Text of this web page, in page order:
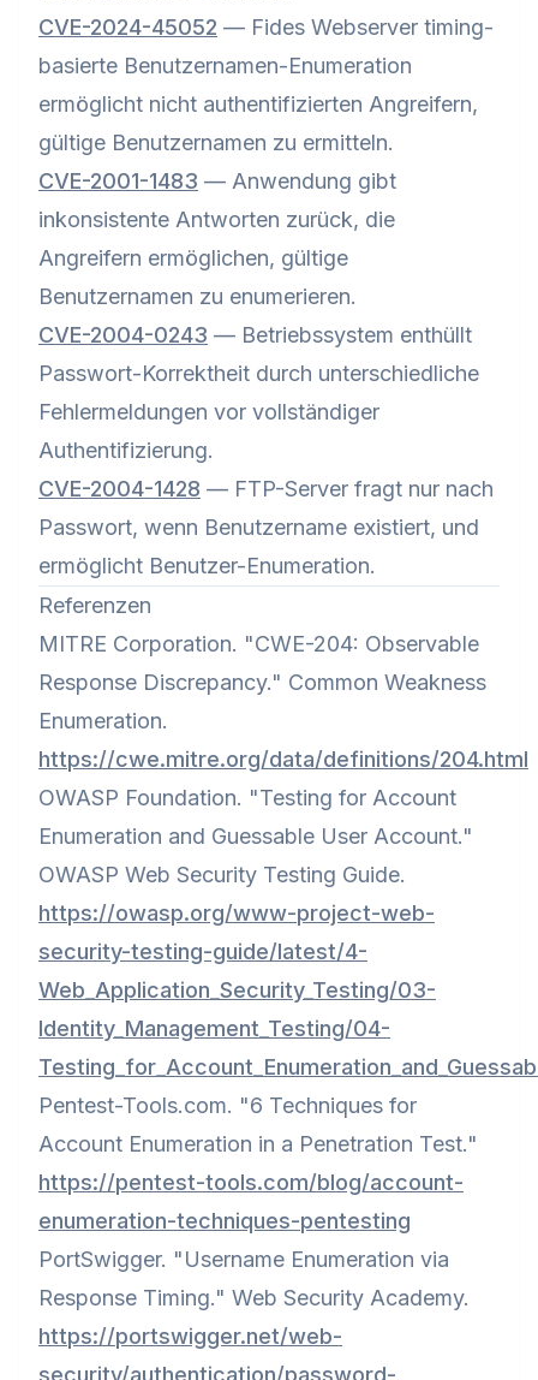
CVE-2024-45052 — Fides Webserver timing-
basierte Benutzernamen-Enumeration
ermöglicht nicht authentifizierten Angreifern,
gültige Benutzernamen zu ermitteln.
CVE-2001-1483 — Anwendung gibt
inkonsistente Antworten zurück, die
Angreifern ermöglichen, gültige
Benutzernamen zu enumerieren.
CVE-2004-0243 — Betriebssystem enthüllt
Passwort-Korrektheit durch unterschiedliche
Fehlermeldungen vor vollständiger
Authentifizierung.
CVE-2004-1428 — FTP-Server fragt nur nach
Passwort, wenn Benutzername existiert, und
ermöglicht Benutzer-Enumeration.
Referenzen
MITRE Corporation. "CWE-204: Observable
Response Discrepancy." Common Weakness
Enumeration.
https://cwe.mitre.org/data/definitions/204.html
OWASP Foundation. "Testing for Account
Enumeration and Guessable User Account."
OWASP Web Security Testing Guide.
https://owasp.org/www-project-web-
security-testing-guide/latest/4-
Web_Application_Security_Testing/03-
Identity_Management_Testing/04-
Pentest-Tools.com. "6 Techniques for
Account Enumeration in a Penetration Test."
https://pentest-tools.com/blog/account-
enumeration-techniques-pentesting
PortSwigger. "Username Enumeration via
Response Timing." Web Security Academy.
https://portswigger.net/web-
security/authentication/password-